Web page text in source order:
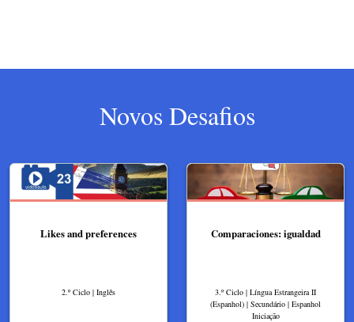
Novos Desafios
Likes and preferences
2.º Ciclo | Inglês
Comparaciones: igualdad
3.º Ciclo | Língua Estrangeira II
(Espanhol) | Secundário | Espanhol
Iniciação